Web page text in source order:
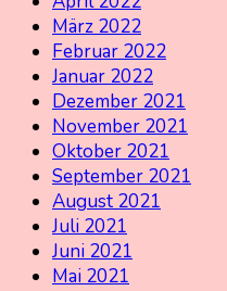
März 2022
Februar 2022
Januar 2022
Dezember 2021
November 2021
Oktober 2021
September 2021
August 2021
Juli 2021
Juni 2021
Mai 2021